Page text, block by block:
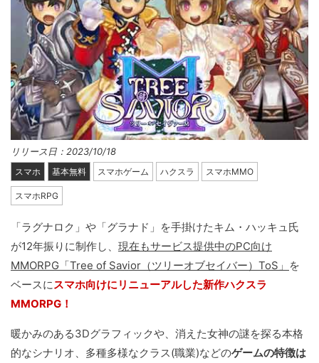
リリース日：2023/10/18
スマホ 基本無料 スマホゲーム ハクスラ スマホMMO
スマホRPG
「ラグナロク」や「グラナド」を手掛けたキム・ハッキュ氏
が12年振りに制作し、 現在もサービス提供中のPC向け
MMORPG「Tree of Savior（ツリーオブセイバー）ToS」 を
ベースにスマホ向けにリニューアルした新作ハクスラ
MMORPG！
暖かみのある3Dグラフィックや、消えた女神の謎を探る本格
的なシナリオ、多種多様なクラス(職業)などのゲームの特徴は